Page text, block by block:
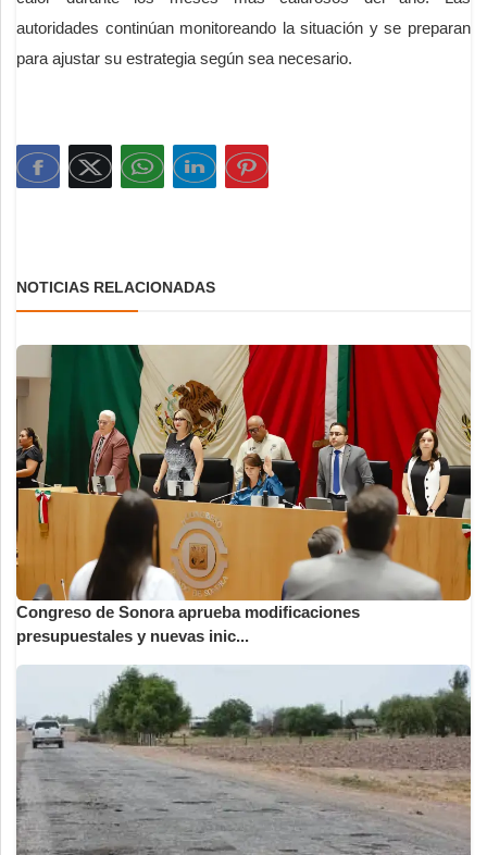
autoridades continúan monitoreando la situación y se preparan
para ajustar su estrategia según sea necesario.
NOTICIAS RELACIONADAS
Congreso de Sonora aprueba modificaciones
presupuestales y nuevas inic...